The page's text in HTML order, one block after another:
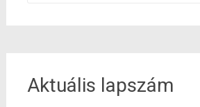
Aktuális lapszám